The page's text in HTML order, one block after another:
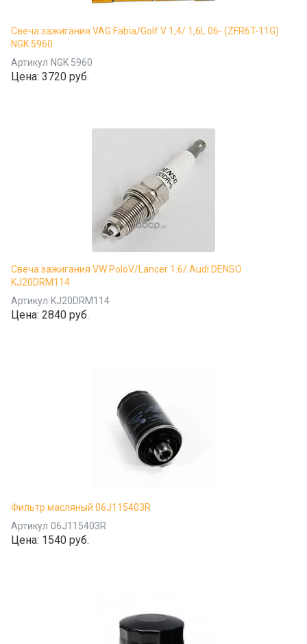
Свеча зажигания VAG Fabia/Golf V 1,4/ 1,6L 06- (ZFR6T-11G)
NGK 5960
Артикул NGK 5960
Цена: 3720 руб.
Свеча зажигания VW PoloV/Lancer 1.6/ Audi DENSO
KJ20DRM114
Артикул KJ20DRM114
Цена: 2840 руб.
Фильтр масляный 06J115403R
Артикул 06J115403R
Цена: 1540 руб.